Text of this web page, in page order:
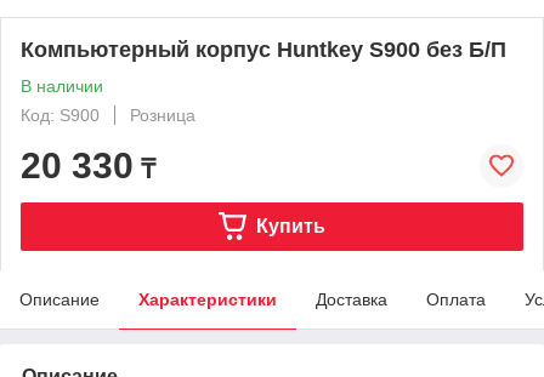
Компьютерный корпус Huntkey S900 без Б/П
В наличии
Код: S900
Розница
20 330 ₸
Купить
Описание Характеристики Доставка Оплата